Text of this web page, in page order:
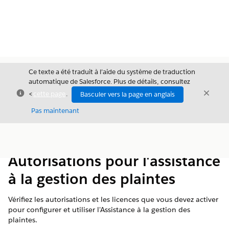
Fermer
Ce texte a été traduit à l’aide du système de traduction
automatique de Salesforce. Plus de détails, consultez
<cette page .
Basculer vers la page en anglais
Pas maintenant
Fermer
Autorisations pour l'assistance
à la gestion des plaintes
Vérifiez les autorisations et les licences que vous devez activer
pour configurer et utiliser l'Assistance à la gestion des
plaintes.